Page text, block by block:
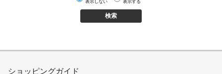
表示しない 表示する
ショッピングガイド